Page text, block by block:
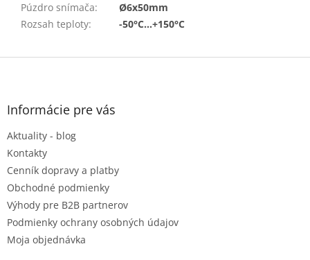
Púzdro snímača:
Ø6x50mm
Rozsah teploty: -50°C...+150°C
Z
Informácie pre vás
Aktuality - blog
Kontakty
Cenník dopravy a platby
Obchodné podmienky
Výhody pre B2B partnerov
Podmienky ochrany osobných údajov
Moja objednávka